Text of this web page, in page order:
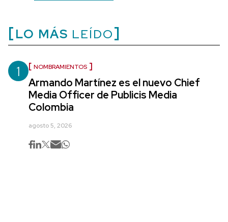
LO MÁS LEÍDO
1 NOMBRAMIENTOS
Armando Martínez es el nuevo Chief
Media Officer de Publicis Media
Colombia
agosto 5, 2026